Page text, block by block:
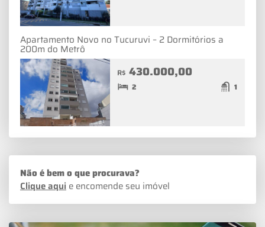
Apartamento Novo no Tucuruvi – 2 Dormitórios a
200m do Metrô
R$ 430.000,00
2 1
Não é bem o que procurava?
Clique aqui e encomende seu imóvel